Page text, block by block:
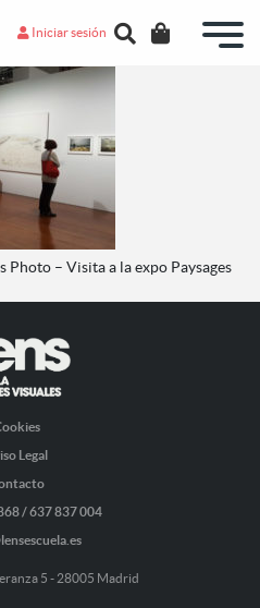
Iniciar sesión
– Visita a la expo Paysages
Legal
/ 637 837 004
5 - 28005 Madrid